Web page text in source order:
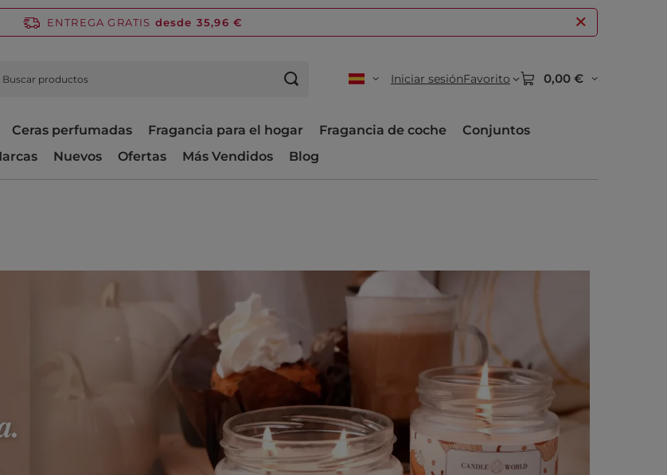
ENTREGA GRATIS desde 35,96 €
Iniciar sesiónFavorito 0,00 €
Ceras perfumadas Fragancia para el hogar Fragancia de coche
Conjuntos
Nuevos Ofertas Más Vendidos Blog